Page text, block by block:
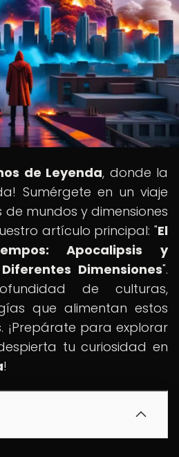
de Leyenda, donde la
Sumérgete en un viaje
mundos y dimensiones
artículo principal: "El
Apocalipsis y
Dimensiones".
de culturas,
que alimentan estos
¡Prepárate para explorar
tu curiosidad en
!